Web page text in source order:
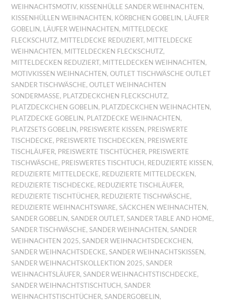
WEIHNACHTSMOTIV, KISSENHÜLLE SANDER WEIHNACHTEN,
KISSENHÜLLEN WEIHNACHTEN, KÖRBCHEN GOBELIN, LÄUFER
GOBELIN, LÄUFER WEIHNACHTEN, MITTELDECKE
FLECKSCHUTZ, MITTELDECKE REDUZIERT, MITTELDECKE
WEIHNACHTEN, MITTELDECKEN FLECKSCHUTZ,
MITTELDECKEN REDUZIERT, MITTELDECKEN WEIHNACHTEN,
MOTIVKISSEN WEIHNACHTEN,OUTLET TISCHWÄSCHE OUTLET
SANDER TISCHWÄSCHE,OUTLET WEIHNACHTEN
SONDERMASSE , PLATZDECKCHEN FLECKSCHUTZ,
PLATZDECKCHEN GOBELIN, PLATZDECKCHEN WEIHNACHTEN,
PLATZDECKE GOBELIN, PLATZDECKE WEIHNACHTEN,
PLATZSETS GOBELIN, PREISWERTE KISSEN, PREISWERTE
TISCHDECKE, PREISWERTE TISCHDECKEN, PREISWERTE
TISCHLÄUFER, PREISWERTE TISCHTÜCHER, PREISWERTE
TISCHWÄSCHE, PREISWERTES TISCHTUCH, REDUZIERTE KISSEN,
REDUZIERTE MITTELDECKE, REDUZIERTE MITTELDECKEN,
REDUZIERTE TISCHDECKE, REDUZIERTE TISCHLÄUFER,
REDUZIERTE TISCHTÜCHER, REDUZIERTE TISCHWÄSCHE,
REDUZIERTE WEIHNACHTSWARE,SÄCKCHEN WEIHNACHTEN,
SANDER GOBELIN,SANDER OUTLET,SANDER TABLE AND HOME,
SANDER TISCHWÄSCHE,SANDER WEIHNACHTEN,SANDER
WEIHNACHTEN 2025,SANDER WEIHNACHTSDECKCHEN,
SANDER WEIHNACHTSDECKE,SANDER WEIHNACHTSKISSEN,
SANDER WEIHNACHTSKOLLEKTION 2025,SANDER
WEIHNACHTSLÄUFER,SANDER WEIHNACHTSTISCHDECKE,
SANDER WEIHNACHTSTISCHTUCH,SANDER
WEIHNACHTSTISCHTÜCHER,SANDERGOBELIN,